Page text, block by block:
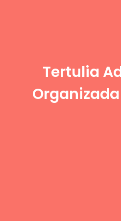
Tertulia
Organizada